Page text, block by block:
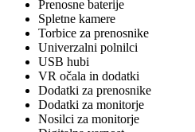
Prenosne baterije
Spletne kamere
Torbice za prenosnike
Univerzalni polnilci
USB hubi
VR očala in dodatki
Dodatki za prenosnike
Dodatki za monitorje
Nosilci za monitorje